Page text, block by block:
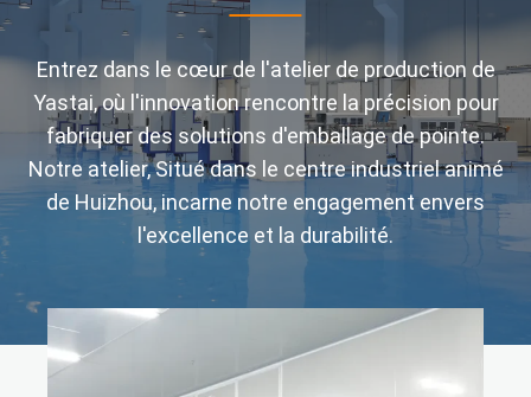
Entrez dans le cœur de l'atelier de production de
Yastai, où l'innovation rencontre la précision pour
fabriquer des solutions d'emballage de pointe.
Notre atelier, Situé dans le centre industriel animé
de Huizhou, incarne notre engagement envers
l'excellence et la durabilité.